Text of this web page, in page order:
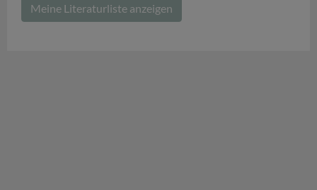
Meine Literaturliste anzeigen